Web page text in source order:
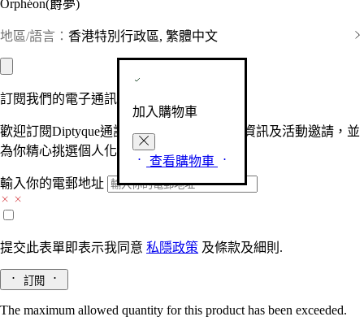
Orphéon(爵夢)
地區/語言： 香港特別行政區, 繁體中文
加入購物車
查看購物車
訂閱我們的電子通訊
歡迎訂閱Diptyque通訊，接收品牌最新產品資訊及活動邀請，並
為你精心挑選個人化的驚喜及禮物。
輸入你的電郵地址
提交此表單即表示我同意 私隱政策 及條款及細則.
訂閱
The maximum allowed quantity for this product has been exceeded.